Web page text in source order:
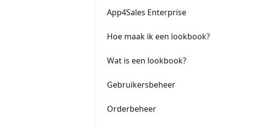
App4Sales Enterprise
Hoe maak ik een lookbook?
Wat is een lookbook?
Gebruikersbeheer
Orderbeheer